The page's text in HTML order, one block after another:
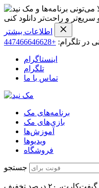
می‌تونی برنامه‌ها و
و راحت‌تر دانلود کنی
اطلاعات بیشتر
در تلگرام: +447466646628
اینستاگرام
تلگرام
تماس با ما
برنامه‌های مک
بازی‌های مک
آموزش‌ها
ویدیو‌ها
فروشگاه
جستجو
تا تاریخ ۳۰ مرداد ۱۴۰۵ با خرید هر گیفت‌کارت، ۲۰ درصد تخفیف